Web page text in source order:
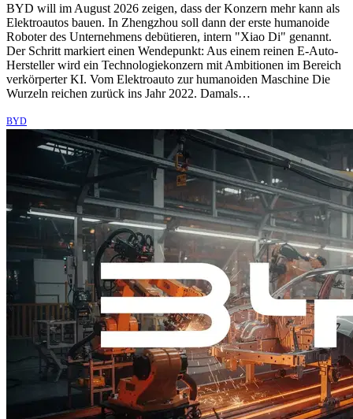
BYD will im August 2026 zeigen, dass der Konzern mehr kann als
Elektroautos bauen. In Zhengzhou soll dann der erste humanoide
Roboter des Unternehmens debütieren, intern "Xiao Di" genannt.
Der Schritt markiert einen Wendepunkt: Aus einem reinen E-Auto-
Hersteller wird ein Technologiekonzern mit Ambitionen im Bereich
verkörperter KI. Vom Elektroauto zur humanoiden Maschine Die
Wurzeln reichen zurück ins Jahr 2022. Damals…
BYD